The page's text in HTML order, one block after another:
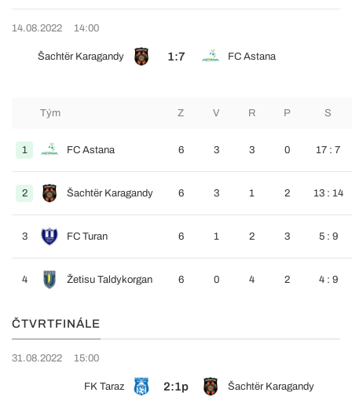
14.08.2022 14:00
Šachtër Karagandy 1:7 FC Astana
Tým Z V R P S
1 FC Astana 6 3 3 0 17 : 7
2 Šachtër Karagandy 6 3 1 2 13 : 14
3 FC Turan 6 1 2 3 5 : 9
4 Žetisu Taldykorgan 6 0 4 2 4 : 9
ČTVRTFINÁLE
31.08.2022 15:00
FK Taraz 2:1p Šachtër Karagandy